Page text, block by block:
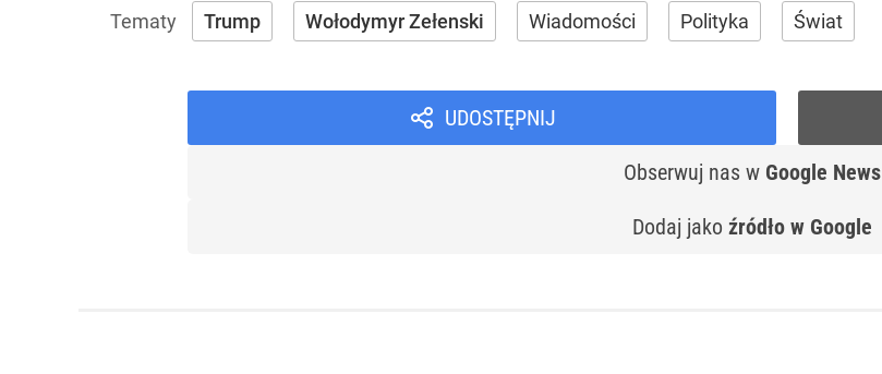
Trump Wołodymyr Zełenski Wiadomości Polityka Świat
UDOSTĘPNIJ
Obserwuj nas w Google News
Dodaj jako źródło w Google